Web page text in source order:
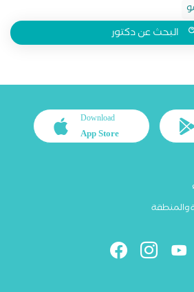
البحث عن دكتور
Download
App Store
والمنطقة